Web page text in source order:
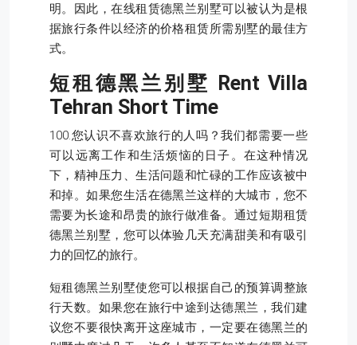
明。因此，在线租赁德黑兰别墅可以被认为是根
据旅行条件以经济的价格租赁所需别墅的最佳方
式。
短租德黑兰别墅 Rent Villa
Tehran Short Time
100.您认识不喜欢旅行的人吗？我们都需要一些
可以远离工作和生活烦恼的日子。在这种情况
下，精神压力、生活问题和忙碌的工作应该被中
和掉。如果您生活在德黑兰这样的大城市，您不
需要为长途和昂贵的旅行做准备。通过短期租赁
德黑兰别墅，您可以体验几天充满甜美和有吸引
力的回忆的旅行。
短租德黑兰别墅使您可以根据自己的预算调整旅
行天数。如果您在旅行中途到达德黑兰，我们建
议您不要很快离开这座城市，一定要在德黑兰的